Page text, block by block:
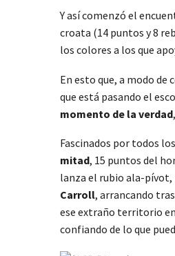
Y así comenzó el
croata (14 puntos y 8
los colores a los que
En esto que, a modo de
que está pasando el
momento de la verdad
Fascinados por todos
mitad, 15 puntos del
lanza el rubio ala-pívot,
Carroll, arrancando
ese extraño territorio en
confiando de lo que